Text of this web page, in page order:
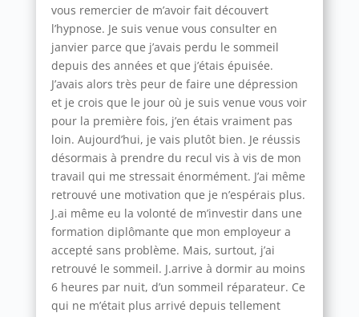
vous remercier de m’avoir fait découvert
l’hypnose. Je suis venue vous consulter en
janvier parce que j’avais perdu le sommeil
depuis des années et que j’étais épuisée.
J’avais alors très peur de faire une dépression
et je crois que le jour où je suis venue vous voir
pour la première fois, j’en étais vraiment pas
loin. Aujourd’hui, je vais plutôt bien. Je réussis
désormais à prendre du recul vis à vis de mon
travail qui me stressait énormément. J’ai même
retrouvé une motivation que je n’espérais plus.
J.ai même eu la volonté de m’investir dans une
formation diplômante que mon employeur a
accepté sans problème. Mais, surtout, j’ai
retrouvé le sommeil. J.arrive à dormir au moins
6 heures par nuit, d’un sommeil réparateur. Ce
qui ne m’était plus arrivé depuis tellement